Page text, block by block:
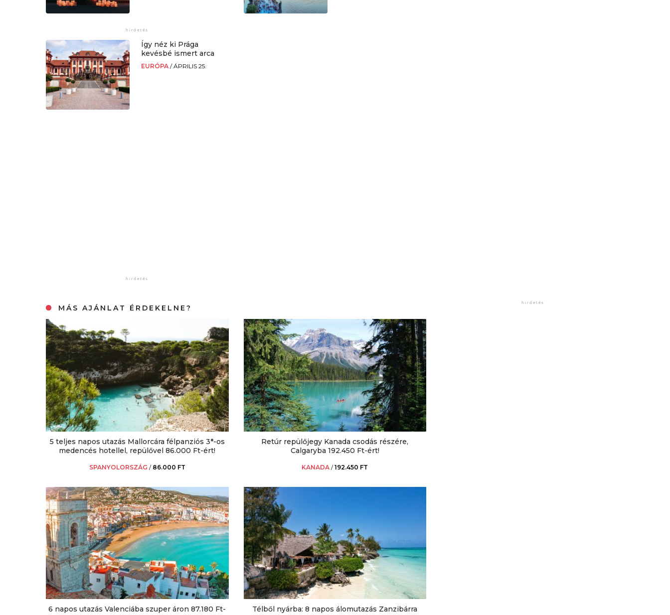
Így néz ki Prága
kevésbé ismert arca
EURÓPA/ÁPRILIS 25.
MÁS AJÁNLAT ÉRDEKELNE?
5 teljes napos utazás Mallorcára félpanziós 3*-os
medencés hotellel, repülővel 86.000 Ft-ért!
SPANYOLORSZÁG / 86.000 FT
Retúr repülőjegy Kanada csodás részére,
Calgaryba 192.450 Ft-ért!
KANADA /192.450 FT
6 napos utazás Valenciába szuper áron 87.180 Ft-
Télből nyárba: 8 napos álomutazás Zanzibárra